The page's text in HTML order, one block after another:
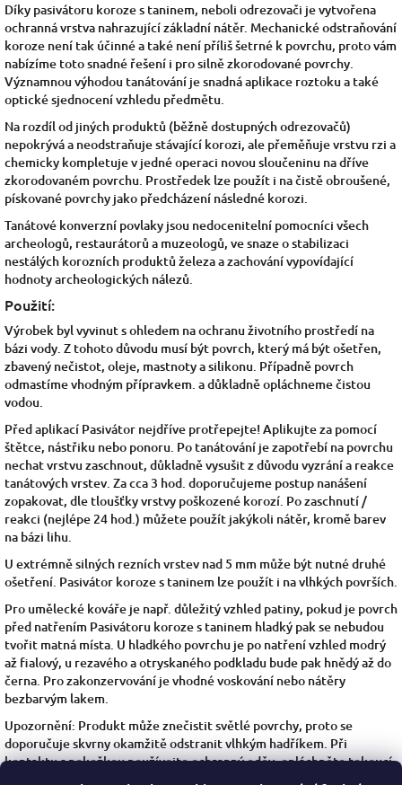
Díky pasivátoru koroze s taninem, neboli odrezovači je vytvořena
ochranná vrstva nahrazující základní nátěr. Mechanické odstraňování
koroze není tak účinné a také není příliš šetrné k povrchu, proto vám
nabízíme toto snadné řešení i pro silně zkorodované povrchy.
Významnou výhodou tanátování je snadná aplikace roztoku a také
optické sjednocení vzhledu předmětu.
Na rozdíl od jiných produktů (běžně dostupných odrezovačů)
nepokrývá a neodstraňuje stávající korozi, ale přeměňuje vrstvu rzi a
chemicky kompletuje v jedné operaci novou sloučeninu na dříve
zkorodovaném povrchu. Prostředek lze použít i na čistě obroušené,
pískované povrchy jako předcházení následné korozi.
Tanátové konverzní povlaky jsou nedocenitelní pomocníci všech
archeologů, restaurátorů a muzeologů, ve snaze o stabilizaci
nestálých korozních produktů železa a zachování vypovídající
hodnoty archeologických nálezů.
Použití:
Výrobek byl vyvinut s ohledem na ochranu životního prostředí na
bázi vody. Z tohoto důvodu musí být povrch, který má být ošetřen,
zbavený nečistot, oleje, mastnoty a silikonu. Případně povrch
odmastíme vhodným přípravkem. a důkladně opláchneme čistou
vodou.
Před aplikací Pasivátor nejdříve protřepejte! Aplikujte za pomocí
štětce, nástřiku nebo ponoru. Po tanátování je zapotřebí na povrchu
nechat vrstvu zaschnout, důkladně vysušit z důvodu vyzrání a reakce
tanátových vrstev. Za cca 3 hod. doporučujeme postup nanášení
zopakovat, dle tloušťky vrstvy poškozené korozí. Po zaschnutí /
reakci (nejlépe 24 hod.) můžete použít jakýkoli nátěr, kromě barev
na bázi lihu.
U extrémně silných rezních vrstev nad 5 mm může být nutné druhé
ošetření. Pasivátor koroze s taninem lze použít i na vlhkých površích.
Pro umělecké kováře je např. důležitý vzhled patiny, pokud je povrch
před natřením Pasivátoru koroze s taninem hladký pak se nebudou
tvořit matná místa. U hladkého povrchu je po natření vzhled modrý
až fialový, u rezavého a otryskaného podkladu bude pak hnědý až do
černa. Pro zakonzervování je vhodné voskování nebo nátěry
bezbarvým lakem.
Upozornění: Produkt může znečistit světlé povrchy, proto se
doporučuje skvrny okamžitě odstranit vlhkým hadříkem. Při
kontaktu s pokožkou používejte ochranný oděv, opláchněte tekoucí
vodou. Před použitím produktu si přečtěte bezpečnostní informace.